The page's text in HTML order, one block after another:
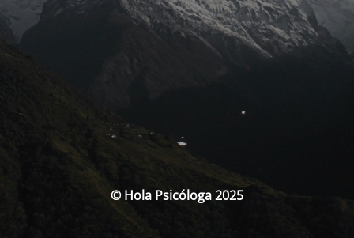
© Hola Psicóloga 2025